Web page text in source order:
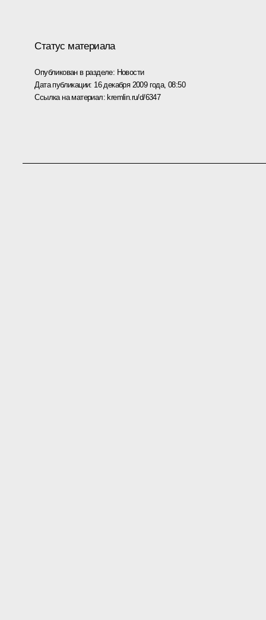
Статус материала
Опубликован в разделе: Новости
Дата публикации: 16 декабря 2009 года, 08:50
Ссылка на материал:kremlin.ru/d/6347